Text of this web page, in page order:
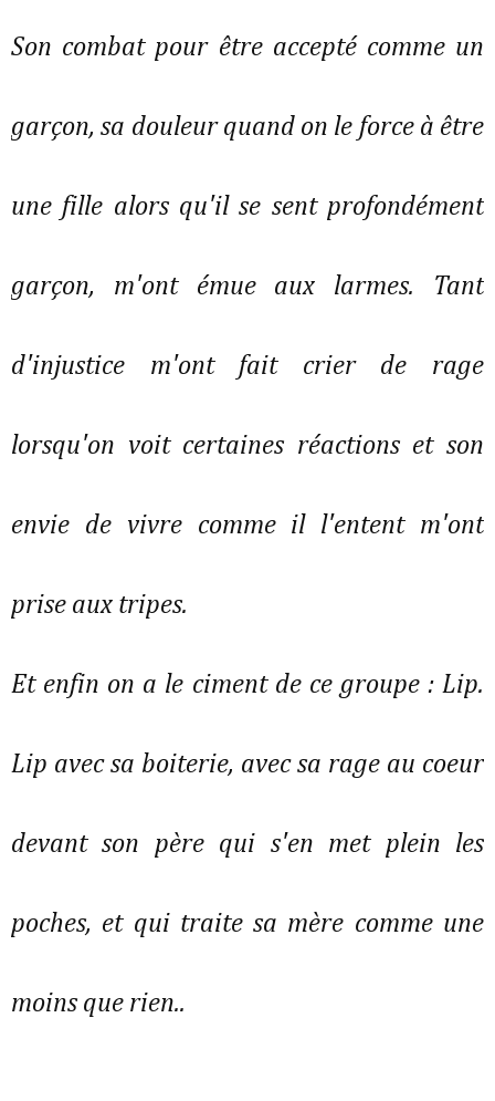
Son combat pour être accepté comme un
garçon, sa douleur quand on le force à être
une fille alors qu'il se sent profondément
garçon, m'ont émue aux larmes. Tant
d'injustice m'ont fait crier de rage
lorsqu'on voit certaines réactions et son
envie de vivre comme il l'entent m'ont
prise aux tripes.
Et enfin on a le ciment de ce groupe : Lip.
Lip avec sa boiterie, avec sa rage au coeur
devant son père qui s'en met plein les
poches, et qui traite sa mère comme une
moins que rien..